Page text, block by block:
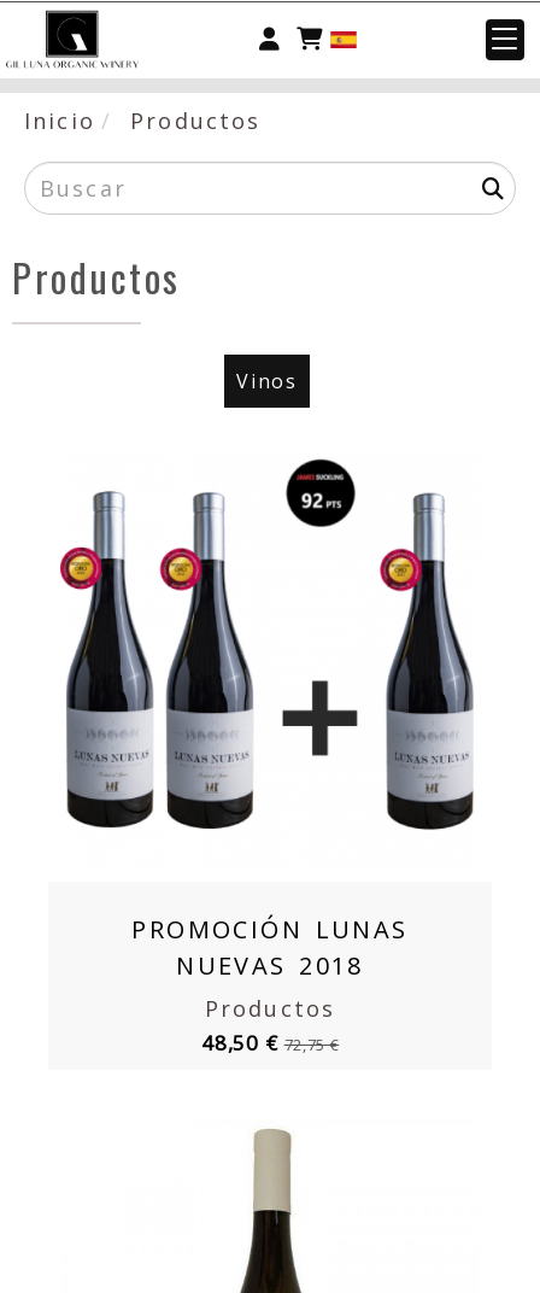
Identifícate
Inicio Productos
Productos
Vinos
PROMOCIÓN LUNAS
NUEVAS 2018
Productos
48,50 €72,75 €